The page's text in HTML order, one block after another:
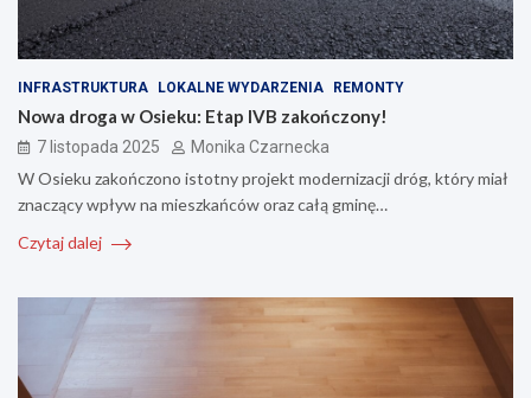
INFRASTRUKTURA LOKALNE WYDARZENIA REMONTY
Nowa droga w Osieku: Etap IVB zakończony!
7 listopada 2025 Monika Czarnecka
W Osieku zakończono istotny projekt modernizacji dróg, który miał
znaczący wpływ na mieszkańców oraz całą gminę…
Czytaj dalej